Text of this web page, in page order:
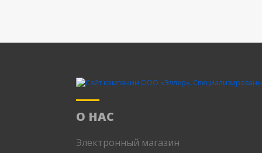
О НАС
Электронный магазин